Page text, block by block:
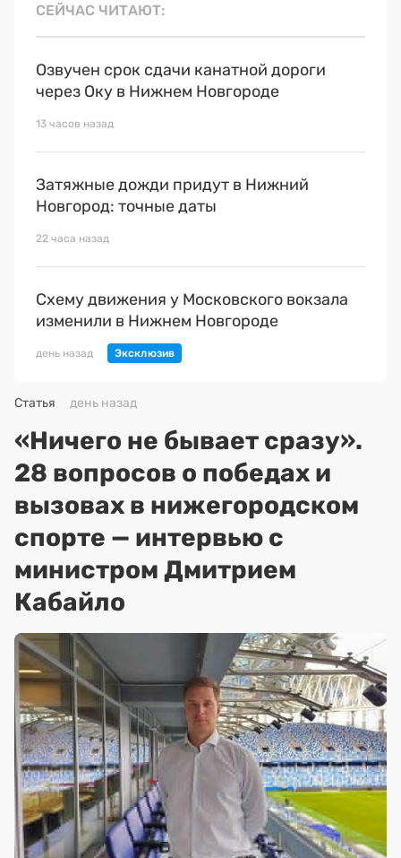
СЕЙЧАС ЧИТАЮТ
Озвучен срок сдачи канатной дороги
через Оку в Нижнем Новгороде
13 часов назад
Затяжные дожди придут в Нижний
Новгород: точные даты
22 часа назад
Схему движения у Московского вокзала
изменили в Нижнем Новгороде
день назад
Статья день назад
«Ничего не бывает сразу».
28 вопросов о победах и
вызовах в нижегородском
спорте — интервью с
министром Дмитрием
Кабайло